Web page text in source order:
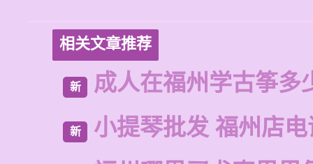
相关文章推荐
新 成人在福州学古筝多
新
小提琴批发 福州店